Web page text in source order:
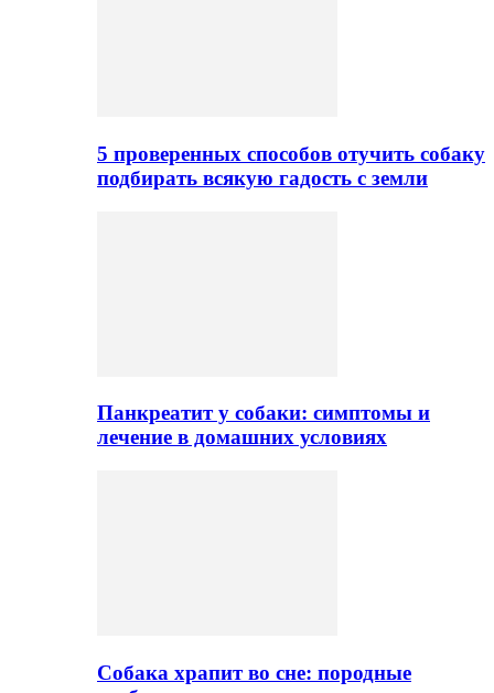
5 проверенных способов отучить собаку
подбирать всякую гадость с земли
Панкреатит у собаки: симптомы и
лечение в домашних условиях
Собака храпит во сне: породные